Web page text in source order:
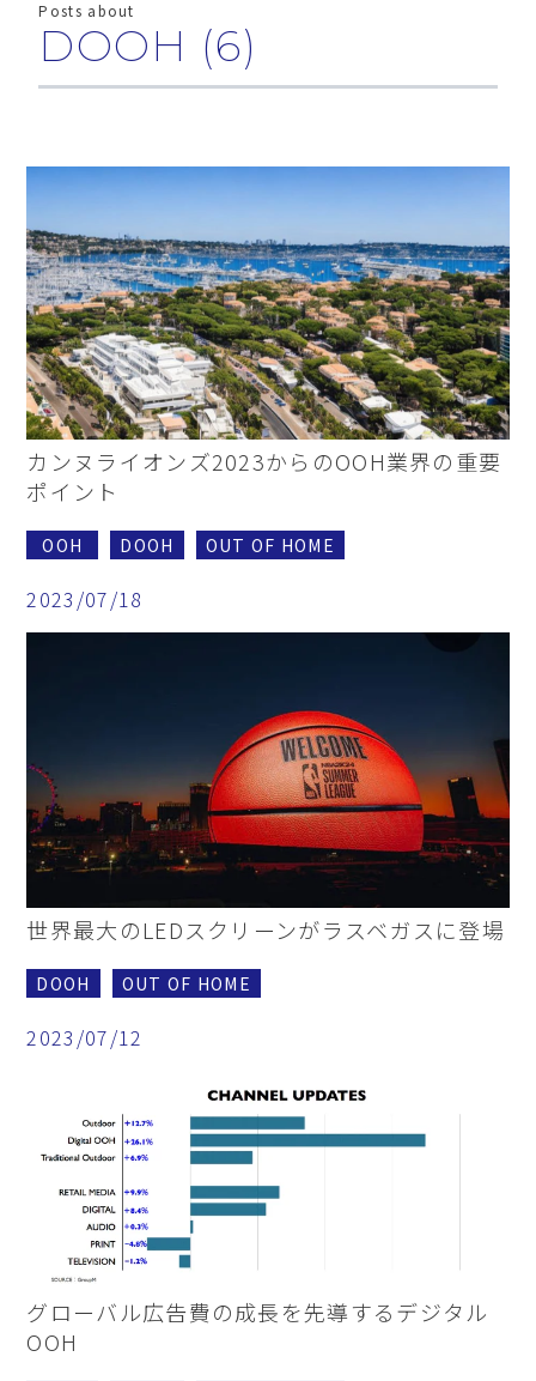
Posts about
DOOH (6)
カンヌライオンズ2023からのOOH業界の重要
ポイント
OOH DOOH OUT OF HOME
2023/07/18
世界最大のLEDスクリーンがラスベガスに登場
DOOH OUT OF HOME
2023/07/12
グローバル広告費の成長を先導するデジタル
OOH